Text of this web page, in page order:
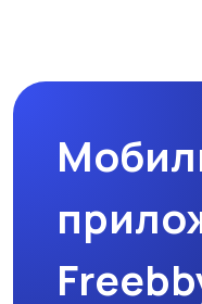
Медицина
Образование и